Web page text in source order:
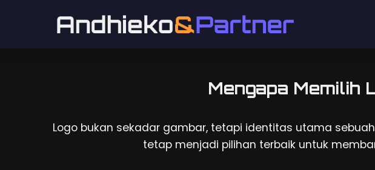
Mengapa Memilih
Logo bukan sekadar gambar, tetapi identitas utama
tetap menjadi pilihan terbaik untuk